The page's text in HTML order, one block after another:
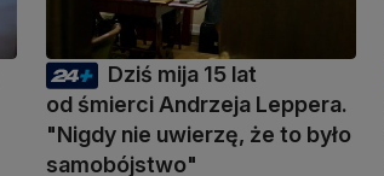
Dziś mija 15 lat
od śmierci Andrzeja Leppera.
"Nigdy nie uwierzę, że to było
samobójstwo"